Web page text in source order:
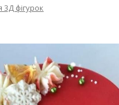
фігурок